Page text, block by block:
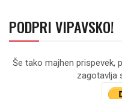
PODPRI VIPAVSKO!
Še tako majhen prispevek,
zagotavlja